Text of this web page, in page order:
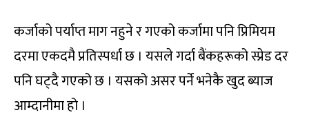
कर्जाको पर्याप्त माग नहुने र गएको कर्जामा पनि प्रिमियम
दरमा एकदमै प्रतिस्पर्धा छ । यसले गर्दा बैंकहरूको स्प्रेड दर
पनि घट्दै गएको छ । यसको असर पर्ने भनेकै खुद ब्याज
आम्दानीमा हो ।